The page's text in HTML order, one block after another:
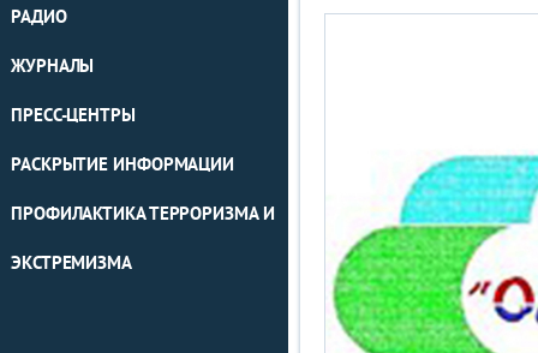
РАДИО
ЖУРНАЛЫ
ПРЕСС-ЦЕНТРЫ
РАСКРЫТИЕ ИНФОРМАЦИИ
ПРОФИЛАКТИКА ТЕРРОРИЗМА И
ЭКСТРЕМИЗМА